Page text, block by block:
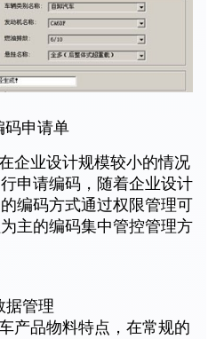
申请单
企业设计规模较小的情况
申请编码，随着企业设计
编码方式通过权限管理可
主的编码集中管控管理方
据管理
产品物料特点，在常规的